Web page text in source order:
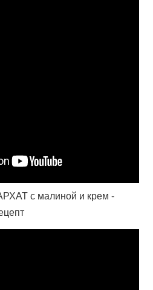
с малиной и крем -